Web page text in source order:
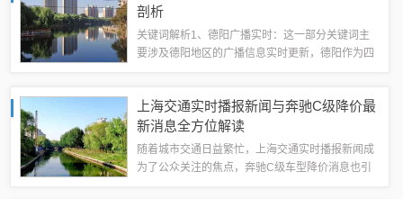
剖析
关键词解析1、德阳广播实时：这一部分关键词主
要涉及德阳地区的广播信息实时更新，德阳作为四
及时性和准确性，对于了解当地市场动态具有...
上海交通实时播报新闻与奔驰C级降价最
新消息全方位解读
随着城市交通日益繁忙，上海交通实时播报新闻成
为了公众关注的焦点，奔驰C级车型降价消息也引